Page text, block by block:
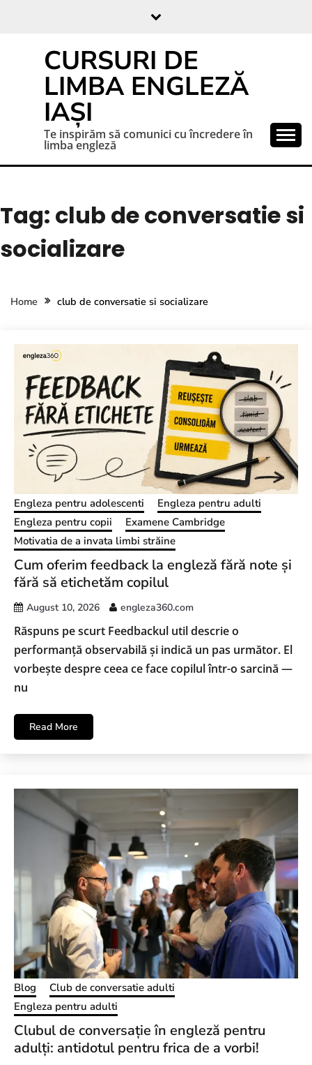
CURSURI DE
LIMBA ENGLEZĂ
IAȘI
Te inspirăm să comunici cu încredere în
limba engleză
Tag: club de conversatie si
socializare
Home club de conversatie si socializare
Engleza pentru adolescenti
Engleza pentru adulti
Engleza pentru copii
Examene Cambridge
Motivatia de a invata limbi străine
Cum oferim feedback la engleză fără note și
fără să etichetăm copilul
August 10, 2026 engleza360.com
Răspuns pe scurt Feedbackul util descrie o
performanță observabilă și indică un pas următor. El
vorbește despre ceea ce face copilul într-o sarcină —
nu
Read More
Blog
Club de conversatie adulti
Engleza pentru adulti
Clubul de conversație în engleză pentru
adulți: antidotul pentru frica de a vorbi!